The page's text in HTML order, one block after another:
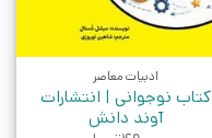
ادبیات معاصر
کتاب نوجوانی | انتشارات
آوند دانش